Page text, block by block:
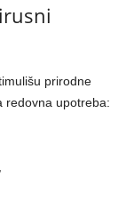
prirodne
redovna upotreba: